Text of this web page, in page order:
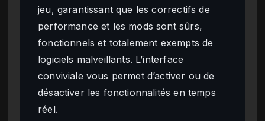
jeu, garantissant que les correctifs de
performance et les mods sont sûrs,
fonctionnels et totalement exempts de
logiciels malveillants. L’interface
conviviale vous permet d’activer ou de
désactiver les fonctionnalités en temps
réel.